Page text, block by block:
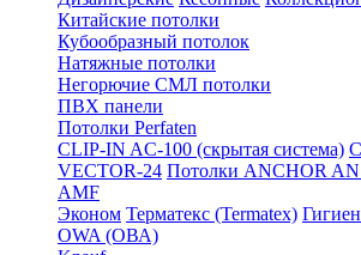
Китайские потолки
Кубообразный потолок
Натяжные потолки
Негорючие СМЛ потолки
ПВХ панели
Потолки Perfaten
CLIP-IN AC-100 (скрытая система)
VECTOR-24 Потолки ANCHOR
AMF
Эконом Терматекс (Termatex)
OWA (ОВА)